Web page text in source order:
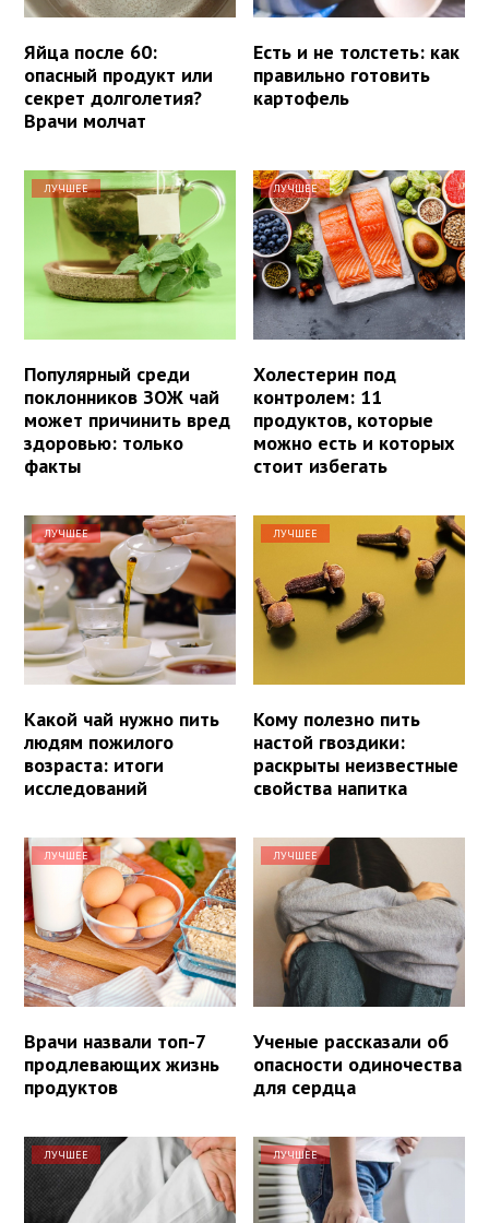
Яйца после 60:
опасный продукт или
секрет долголетия?
Врачи молчат
Есть и не толстеть: как
правильно готовить
картофель
ЛУЧШЕЕ
Популярный среди
поклонников ЗОЖ чай
может причинить вред
здоровью: только
факты
ЛУЧШЕЕ
Холестерин под
контролем: 11
продуктов, которые
можно есть и которых
стоит избегать
ЛУЧШЕЕ
Какой чай нужно пить
людям пожилого
возраста: итоги
исследований
ЛУЧШЕЕ
Кому полезно пить
настой гвоздики:
раскрыты неизвестные
свойства напитка
ЛУЧШЕЕ
Врачи назвали топ-7
продлевающих жизнь
продуктов
ЛУЧШЕЕ
Ученые рассказали об
опасности одиночества
для сердца
ЛУЧШЕЕ ЛУЧШЕЕ